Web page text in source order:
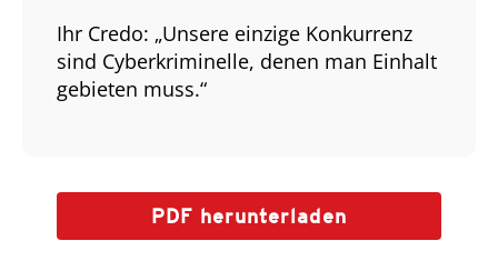
Ihr Credo: „Unsere einzige Konkurrenz
sind Cyberkriminelle, denen man Einhalt
gebieten muss.“
PDF herunterladen